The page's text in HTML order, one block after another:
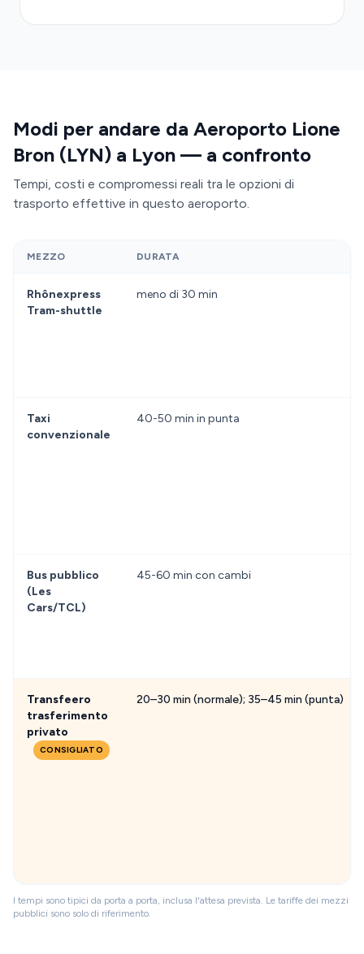
trasporto pubblico (Rhônexpress con frequenza
ogni 15 minuti e costo da 10 euro, oppure autobus
più lenti), avete una
per voie consegna diretta alla vostra
destinazione.
Modi per andare da Aeroporto Lione
Bron (LYN) a Lyon — a confronto
Tempi, costi e compromessi reali tra le opzioni di
trasporto effettive in questo aeroporto.
MEZZO DURATA
Rhônexpress
Tram-shuttle
meno di 30 min
Taxi
convenzionale
40-50 min in punta
Bus pubblico
(Les
Cars/TCL)
45-60 min con cambi
Transfeero
trasferimento
privato
CONSIGLIATO
20–30 min (normale); 35–45 min (punta)
I tempi sono tipici da porta a porta, inclusa l'attesa prevista. Le tariffe dei mezzi
pubblici sono solo di riferimento.